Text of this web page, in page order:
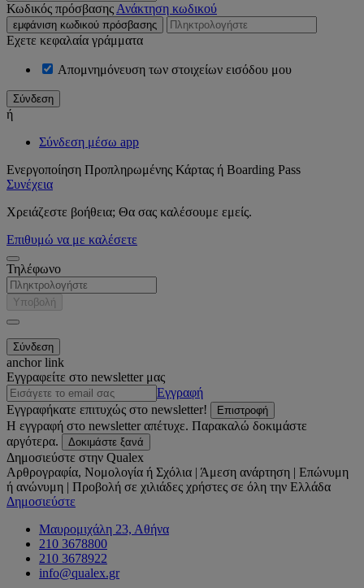
Κωδικός πρόσβασης Ανάκτηση κωδικού
εμφάνιση κωδικού πρόσβασης
Εχετε κεφαλαία γράμματα
Απομνημόνευση των στοιχείων εισόδου μου
ή
Σύνδεση μέσω app
Ενεργοποίηση Προπληρωμένης Κάρτας ή Boarding Pass
Συνέχεια
Χρειάζεστε βοήθεια; Θα σας καλέσουμε εμείς.
Επιθυμώ να με καλέσετε
Τηλέφωνο
Υποβολή
anchor link
Εγγραφείτε στο newsletter μας
Εγγραφή
Εγγραφήκατε επιτυχώς στο newsletter!
Επιστροφή
Η εγγραφή στο newsletter απέτυχε. Παρακαλώ δοκιμάστε
αργότερα.
Δοκιμάστε ξανά
Δημοσιεύστε στην Qualex
Αρθρογραφία, Νομολογία ή Σχόλια | Άμεση ανάρτηση | Επώνυμη
ή ανώνυμη | Προβολή σε χιλιάδες χρήστες σε όλη την Ελλάδα
Δημοσιεύστε
Μαυρομιχάλη 23, Αθήνα
210 3678800
210 3678922
info@qualex.gr